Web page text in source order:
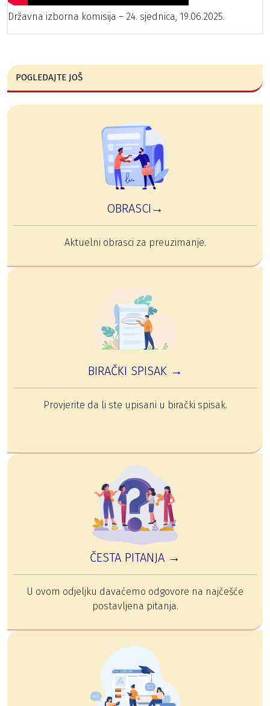
Državna izborna komisija – 24. sjednica, 19.06.2025.
POGLEDAJTE JOŠ
OBRASCI→
Aktuelni obrasci za preuzimanje.
BIRAČKI SPISAK →
Provjerite da li ste upisani u birački spisak.
ČESTA PITANJA →
U ovom odjeljku davaćemo odgovore na najčešće
postavljena pitanja.